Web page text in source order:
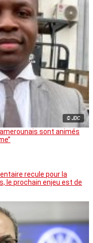
© JDC
sont animés
recule pour la
le prochain enjeu est de